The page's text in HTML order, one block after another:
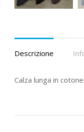
Descrizione
Calza lunga in